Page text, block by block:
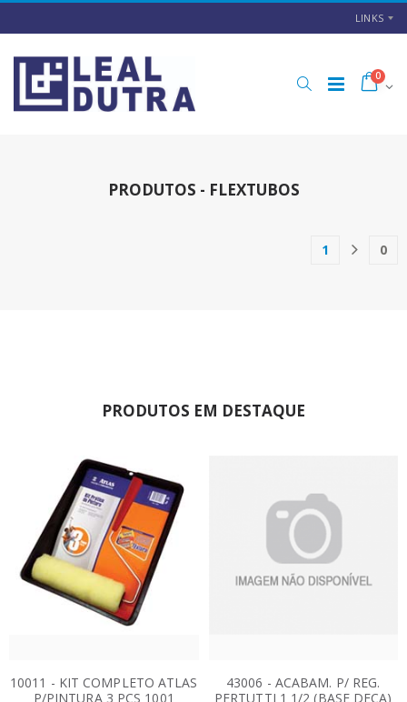
LINKS
0
PRODUTOS - FLEXTUBOS
1(current)0
PRODUTOS EM DESTAQUE
10011 - KIT COMPLETO ATLAS
P/PINTURA 3 PCS 1001
43006 - ACABAM. P/ REG.
PERTUTTI 1 1/2 (BASE DECA)